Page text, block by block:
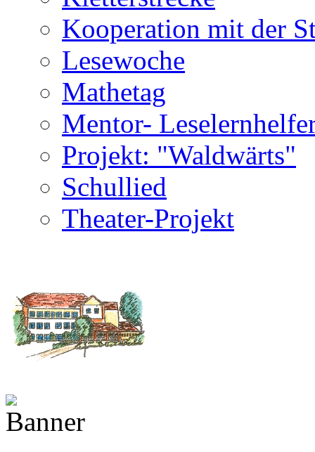
Kooperation mit der
Lesewoche
Mathetag
Mentor-
Projekt: "Waldwärts"
Schullied
Theater-Projekt